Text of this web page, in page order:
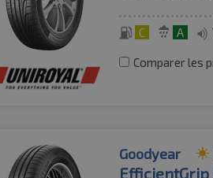
C A
Comparer les
Goodyear